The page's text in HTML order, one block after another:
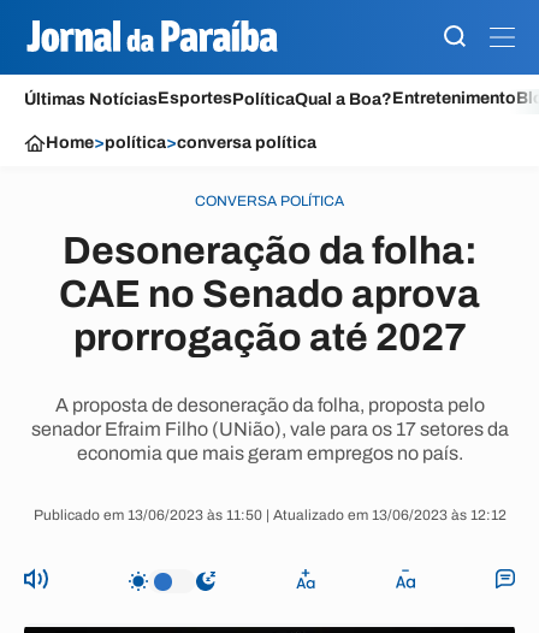
Últimas NotíciasEsportesPolíticaQual a Boa?Entretenimento
Home>política>conversa política
CONVERSA POLÍTICA
Desoneração da folha:
CAE no Senado aprova
prorrogação até 2027
A proposta de desoneração da folha, proposta pelo
senador Efraim Filho (UNião), vale para os 17 setores da
economia que mais geram empregos no país.
Publicado em 13/06/2023 às 11:50 | Atualizado em 13/06/2023 às 12:12